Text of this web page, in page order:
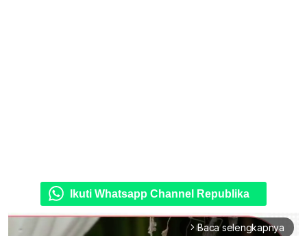
Ikuti Whatsapp Channel Republika
arrow_forward_ios Baca selengkapnya